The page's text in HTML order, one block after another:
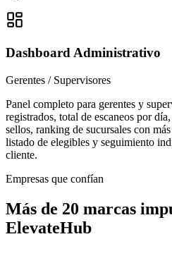
Dashboard Administrativo
Gerentes / Supervisores
Panel completo para gerentes y
registrados, total de escaneos por
sellos, ranking de sucursales con
listado de elegibles y seguimiento
cliente.
Empresas que confían
Más de 20 marcas
ElevateHub